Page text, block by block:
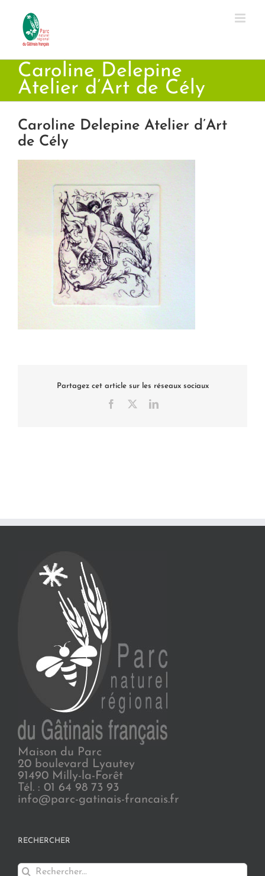
contenu
Caroline Delepine
Atelier d’Art de Cély
Caroline Delepine Atelier d’Art
de Cély
Partagez cet article sur les réseaux sociaux
Facebook LinkedIn
Maison du Parc
20 boulevard Lyautey
91490 Milly-la-Forêt
Tél. : 01 64 98 73 93
info@parc-gatinais-francais.fr
RECHERCHER
Rechercher: